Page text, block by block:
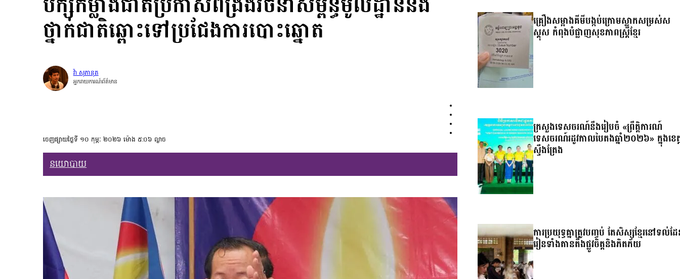
ថ្នាក់ជាតិឆ្ពោះទៅប្រជែងការបោះឆ្នោត
វ៉ា សុភានុត
អ្នករាយការណ៍ព័ត៌មាន
ចេញផ្សាយថ្ងៃទី ១០ កុម្ភៈ ២០២៦ ម៉ោង ៥:០៦ ល្ងាច
នយោបាយ
គ្រឿងសម្អាងគីមីបង្កប់ក្រោមស្លាកសម្រស់ស
ស្គុស កំពុងបំផ្លាញសុខភាពស្ត្រីខ្មែរ
ក្រសួងទេសចរណ៍នឹងរៀបចំ «ព្រឹត្តិការណ៍
ទេសចរណ៍រដូវកាលបៃតងឆ្នាំ២០២៦» ក្នុងខេ
ស្ទឹងត្រែង
ការប្រយុទ្ធគ្នាត្រូវបញ្ចប់ តែសិស្សខ្មែរនៅទល់ដ
រៀនទាំងតានតឹងផ្លូវចិត្តនិងភិតភ័យ